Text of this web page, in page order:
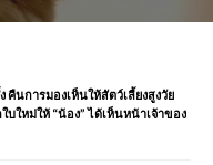
นการมองเห็นให้สัตว์เลี้ยงสูงวัย
ใหม่ให้ “น้อง” ได้เห็นหน้าเจ้าของ